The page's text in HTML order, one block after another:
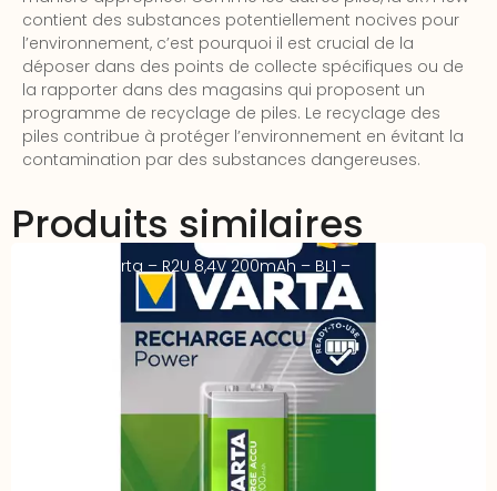
contient des substances potentiellement nocives pour
l’environnement, c’est pourquoi il est crucial de la
déposer dans des points de collecte spécifiques ou de
la rapporter dans des magasins qui proposent un
programme de recyclage de piles. Le recyclage des
piles contribue à protéger l’environnement en évitant la
contamination par des substances dangereuses.
Produits similaires
Accus 9V Varta – R2U 8,4V 200mAh – BL1 –